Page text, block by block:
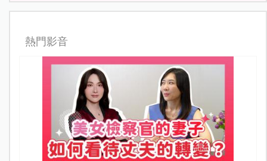
熱門影音